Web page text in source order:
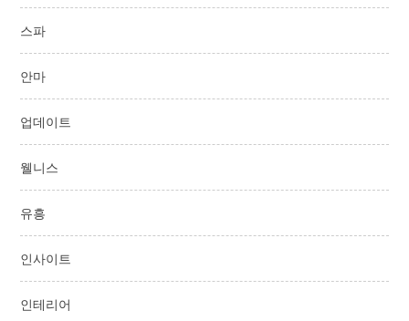
스파
안마
업데이트
웰니스
유흥
인사이트
인테리어